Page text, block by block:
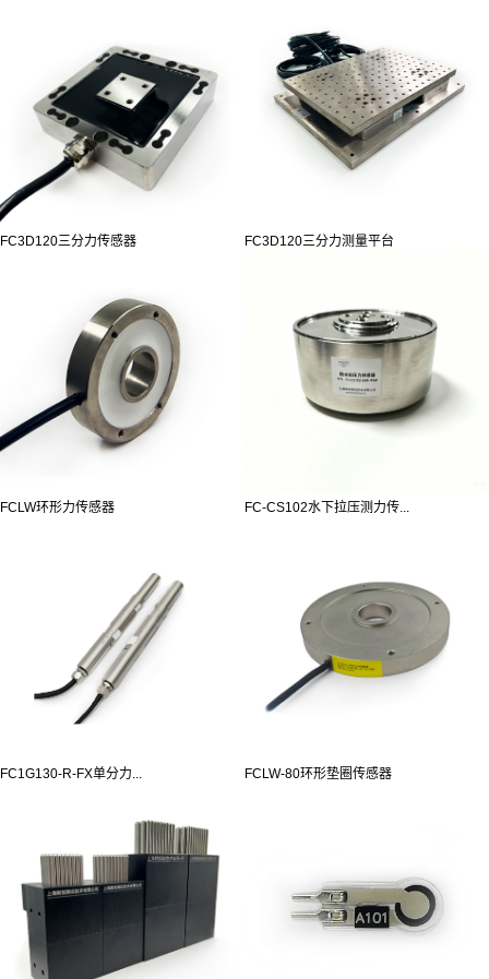
FC3D120三分力传感器 FC3D120三分力测量平台
FCLW环形力传感器 FC-CS102水下拉压测力传...
FC1G130-R-FX单分力... FCLW-80环形垫圈传感器